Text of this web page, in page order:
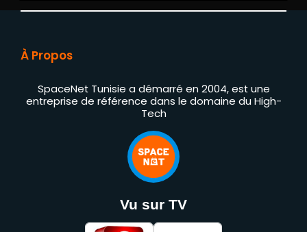
À Propos
SpaceNet Tunisie a démarré en 2004, est une
entreprise de référence dans le domaine du High-
Tech
Vu sur TV